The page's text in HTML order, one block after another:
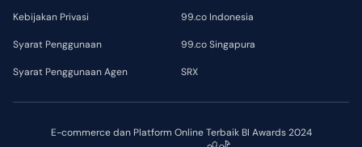
E-commerce dan Platform Online Terbaik BI Awards 2024
Kebijakan Privasi
Syarat Penggunaan
Syarat Penggunaan Agen
99.co Indonesia
99.co Singapura
SRX